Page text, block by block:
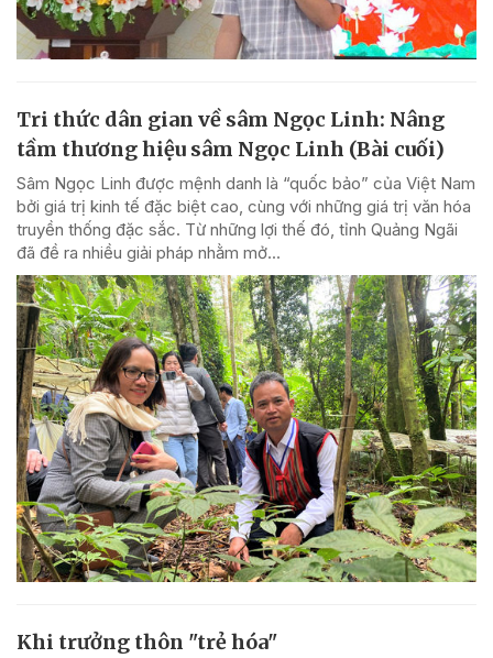
Tri thức dân gian về sâm Ngọc Linh: Nâng
tầm thương hiệu sâm Ngọc Linh (Bài cuối)
Sâm Ngọc Linh được mệnh danh là “quốc bảo” của Việt Nam
bởi giá trị kinh tế đặc biệt cao, cùng với những giá trị văn hóa
truyền thống đặc sắc. Từ những lợi thế đó, tỉnh Quảng Ngãi
đã đề ra nhiều giải pháp nhằm mở...
Khi trưởng thôn "trẻ hóa"